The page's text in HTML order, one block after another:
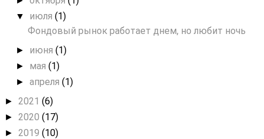
▼ июля(1)
Фондовый рынок работает днем, но любит ночь
► июня(1)
► мая(1)
►апреля(1)
► 2021 (6)
► 2020 (17)
► 2019 (10)